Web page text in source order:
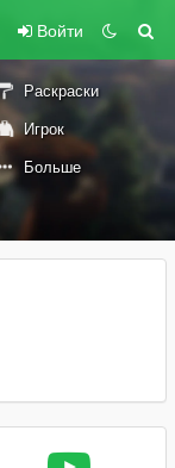
Войти
Раскраски
Игрок
Больше